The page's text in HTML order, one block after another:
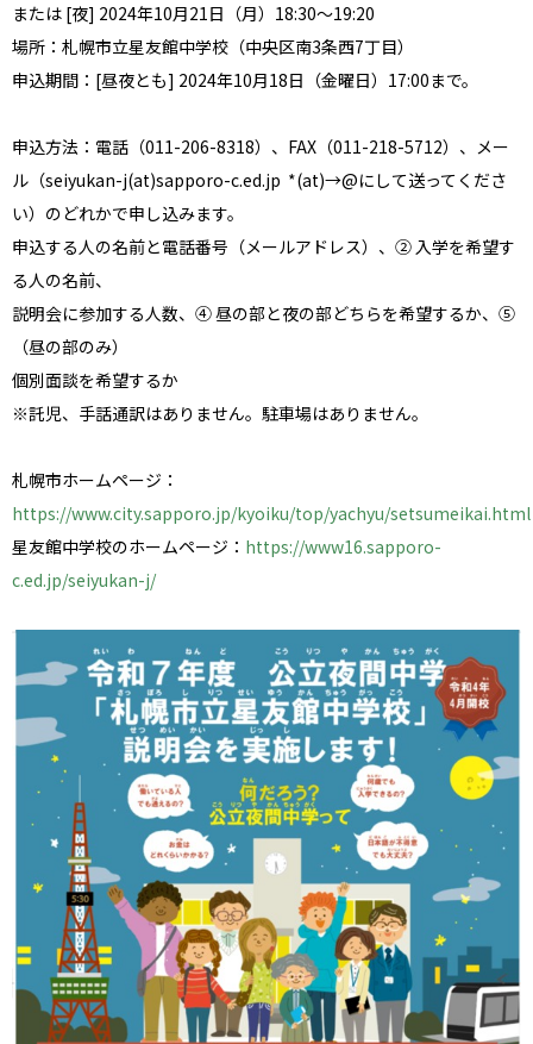
または [夜] 2024年10月21日（月）18:30～19:20
場所：札幌市立星友館中学校（中央区南3条西7丁目）
申込期間：[昼夜とも] 2024年10月18日（金曜日）17:00まで。
申込方法：電話（011-206-8318）、FAX（011-218-5712）、メー
ル（seiyukan-j(at)sapporo-c.ed.jp *(at)→@にして送ってくださ
い）のどれかで申し込みます。
申込する人の名前と電話番号（メールアドレス）、② 入学を希望す
る人の名前、
説明会に参加する人数、④ 昼の部と夜の部どちらを希望するか、⑤
（昼の部のみ）
個別面談を希望するか
※託児、手話通訳はありません。駐車場はありません。
札幌市ホームページ：
https://www.city.sapporo.jp/kyoiku/top/yachyu/setsumeikai.html
星友館中学校のホームページ： https://www16.sapporo-
c.ed.jp/seiyukan-j/